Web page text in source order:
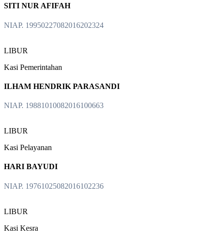
SITI NUR AFIFAH
NIAP. 19950227082016202324
LIBUR
Kasi Pemerintahan
ILHAM HENDRIK PARASANDI
NIAP. 19881010082016100663
LIBUR
Kasi Pelayanan
HARI BAYUDI
NIAP. 19761025082016102236
LIBUR
Kasi Kesra